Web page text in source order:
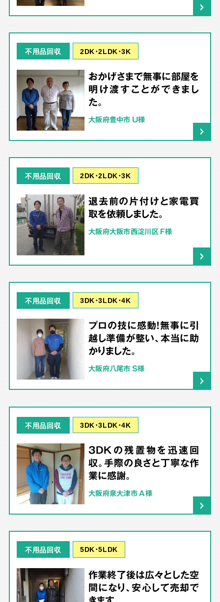
不用品回収 2DK･2LDK･3K
おかげさまで無事に部屋を
明け渡すことができまし
た。
大阪府豊中市 U様
不用品回収 2DK･2LDK･3K
退去前の片付けと家電買
取を依頼しました。
大阪府大阪市西淀川区 F様
不用品回収 3DK･3LDK･4K
プロの技に感動！無事に引
越し準備が整い、本当に助
かりました。
大阪府八尾市 S様
不用品回収 3DK･3LDK･4K
3DKの残置物を迅速回
収。手際の良さと丁寧な作
業に感謝。
大阪府泉大津市 A様
不用品回収 5DK･5LDK
作業終了後は広々とした空
間になり、安心して売却で